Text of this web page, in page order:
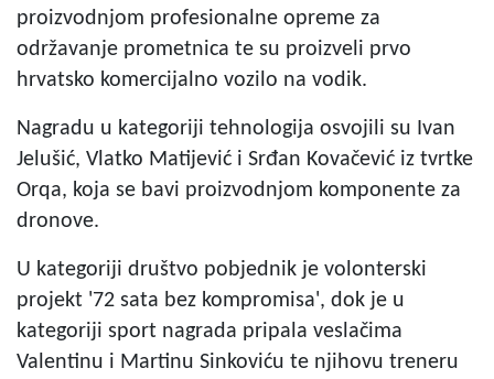
proizvodnjom profesionalne opreme za
održavanje prometnica te su proizveli prvo
hrvatsko komercijalno vozilo na vodik.
Nagradu u kategoriji tehnologija osvojili su Ivan
Jelušić, Vlatko Matijević i Srđan Kovačević iz tvrtke
Orqa, koja se bavi proizvodnjom komponente za
dronove.
U kategoriji društvo pobjednik je volonterski
projekt '72 sata bez kompromisa', dok je u
kategoriji sport nagrada pripala veslačima
Valentinu i Martinu Sinkoviću te njihovu treneru